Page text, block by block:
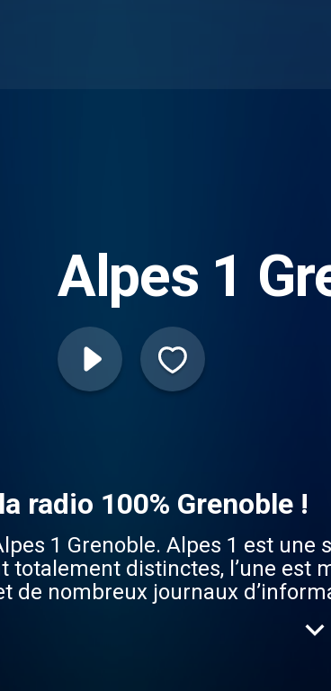
Alpes 1
radio 100% Grenoble !
1 Grenoble. Alpes 1 est
totalement distinctes, l’une est
de nombreux journaux